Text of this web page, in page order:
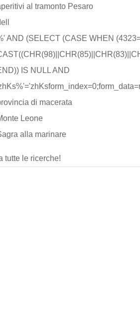
al tramonto Pesaro
AND (SELECT (CASE WHEN
IS NULL AND
di macerata
Leone
alla marinare
tutte le ricerche!